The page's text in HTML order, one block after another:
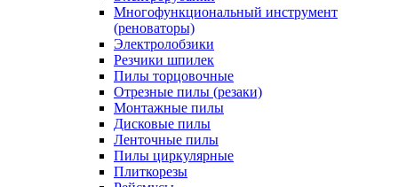
Многофункциональный инструмент
(реноваторы)
Электролобзики
Резчики шпилек
Пилы торцовочные
Отрезные пилы (резаки)
Монтажные пилы
Дисковые пилы
Ленточные пилы
Пилы циркулярные
Плиткорезы